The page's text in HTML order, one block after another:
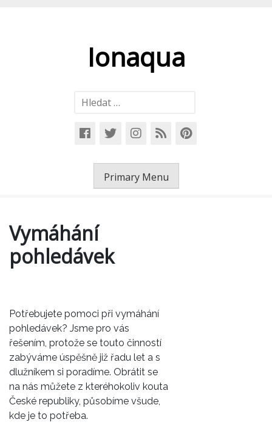
Ionaqua
Vyhledávání
Primary Menu
Vymáhání
pohledávek
Potřebujete pomoci při vymáhání
pohledávek? Jsme pro vás
řešením, protože se touto činností
zabýváme úspěšně již řadu let a s
dlužníkem si poradíme. Obrátit se
na nás můžete z kteréhokoliv kouta
České republiky, působíme všude,
kde je to potřeba.